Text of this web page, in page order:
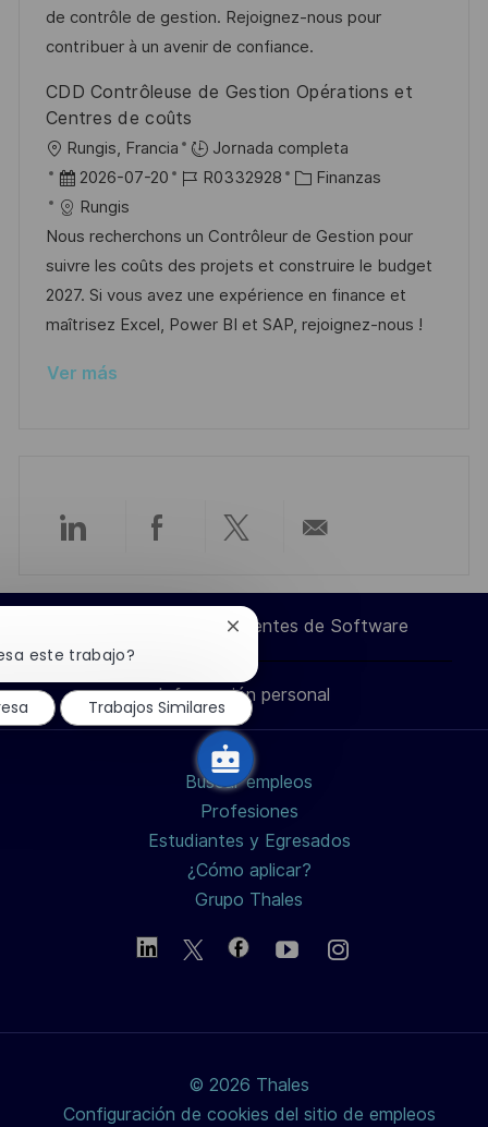
ó
n
e
p
b
c
a
p
l
o
r
í
de contrôle de gestion. Rejoignez-nous pour
contribuer à un avenir de confiance.
CDD Contrôleuse de Gestion Opérations et
Centres de coûts
U
b
c
a
c
i
n
Rungis, Francia
Jornada completa
F
e
c
h
a
d
p
c
c
ó
2026-07-20
I
d
e
e
m
R0332928
C
t
e
g
o
Finanzas
Rungis
Nous recherchons un Contrôleur de Gestion pour
suivre les coûts des projets et construire le budget
2027. Si vous avez une expérience en finance et
maîtrisez Excel, Power BI et SAP, rejoignez-nous !
Ver más
Compartir
a
través
de
Compartir
a
de
Facebook
Compartir
a
través
de
twitter
/
X
por
correo
electrónico
Ingeniero de Componentes de Software
Información personal
Buscar empleos
Profesiones
Estudiantes y Egresados
¿Cómo aplicar?
Grupo Thales
© 2026 Thales
Configuración de cookies del sitio de empleos
este trabajo?
Cerrar
de
chatbot
Trabajos Similares